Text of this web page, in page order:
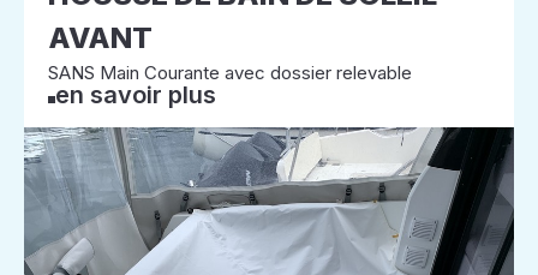
AVANT
SANS Main Courante avec dossier relevable
en savoir plus